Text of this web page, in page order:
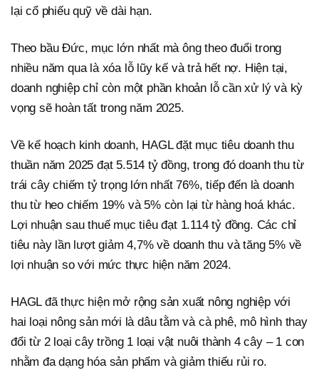
lại cổ phiếu quỹ về dài hạn.
Theo bầu Đức, mục lớn nhất mà ông theo đuổi trong
nhiều năm qua là xóa lỗ lũy kế và trả hết nợ. Hiện tại,
doanh nghiệp chỉ còn một phần khoản lỗ cần xử lý và kỳ
vọng sẽ hoàn tất trong năm 2025.
Về kế hoạch kinh doanh, HAGL đặt mục tiêu doanh thu
thuần năm 2025 đạt 5.514 tỷ đồng, trong đó doanh thu từ
trái cây chiếm tỷ trọng lớn nhất 76%, tiếp đến là doanh
thu từ heo chiếm 19% và 5% còn lại từ hàng hoá khác.
Lợi nhuận sau thuế mục tiêu đạt 1.114 tỷ đồng. Các chỉ
tiêu này lần lượt giảm 4,7% về doanh thu và tăng 5% về
lợi nhuận so với mức thực hiện năm 2024.
HAGL đã thực hiện mở rộng sản xuất nông nghiệp với
hai loại nông sản mới là dâu tằm và cà phê, mô hình thay
đổi từ 2 loại cây trồng 1 loại vật nuôi thành 4 cây – 1 con
nhằm đa dạng hóa sản phẩm và giảm thiểu rủi ro.